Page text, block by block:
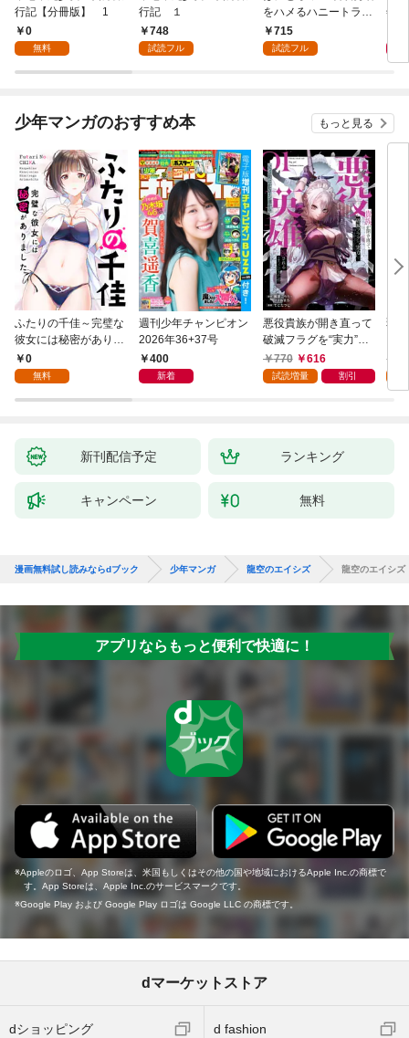
行記【分冊版】 1
0
無料
行記 １
748
試読フル
をハメるハニートラッ
プ包囲網 1
715
試読フル
年9
少年マンガのおすすめ本 もっと見る
ふたりの千佳～完璧な
彼女には秘密がありま
した(1)
0
無料
週刊少年チャンピオン
2026年36+37号
400
新着
悪役貴族が開き直って
破滅フラグを“実力”で
叩き折っていたら、い
つの間にかヒロイン達
770 616
試読増量 割引
弱
新刊配信予定 ランキング
キャンペーン 無料
漫画無料試し読みならdブック 少年マンガ 龍空のエイシズ 龍空のエイシ
アプリならもっと便利で快適に！
Appleのロゴ、App Storeは、米国もしくはその他の国や地域におけるApple Inc.の商標で
す。App Storeは、Apple Inc.のサービスマークです。
Google Play および Google Play ロゴは Google LLC の商標です。
dマーケットストア
dショッピング d fashion